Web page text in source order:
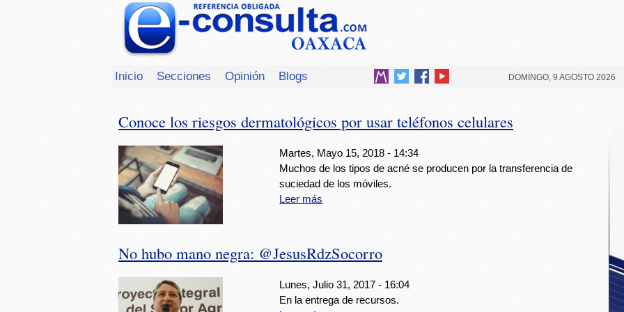
Inicio Secciones Opinión Blogs DOMINGO, 9 AGOSTO 2026
Conoce los riesgos dermatológicos por usar teléfonos celulares
Martes, Mayo 15, 2018 - 14:34
Muchos de los tipos de acné se producen por la transferencia de
suciedad de los móviles.
Leer más
No hubo mano negra: @JesusRdzSocorro
Lunes, Julio 31, 2017 - 16:04
En la entrega de recursos.